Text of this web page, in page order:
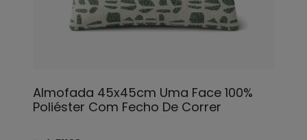
Almofada 45x45cm Uma Face 100%
Poliéster Com Fecho De Correr